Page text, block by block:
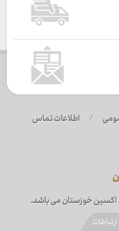
/ اطلاعات تماس
خوزستان می باشد.